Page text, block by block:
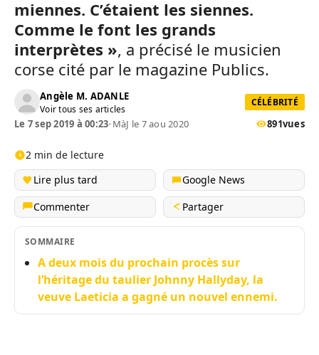
miennes. C’étaient les siennes.
Comme le font les grands
interprètes », a précisé le musicien
corse cité par le magazine Publics.
Angèle M. ADANLE
Voir tous ses articles
CÉLÉBRITÉ
Le 7 sep 2019 à 00:23•MàJ le 7 aou 2020 891vues
2 min de lecture
Lire plus tard
Google News
Commenter
Partager
SOMMAIRE
A deux mois du prochain procès sur
l’héritage du taulier Johnny Hallyday, la
veuve Laeticia a gagné un nouvel ennemi.